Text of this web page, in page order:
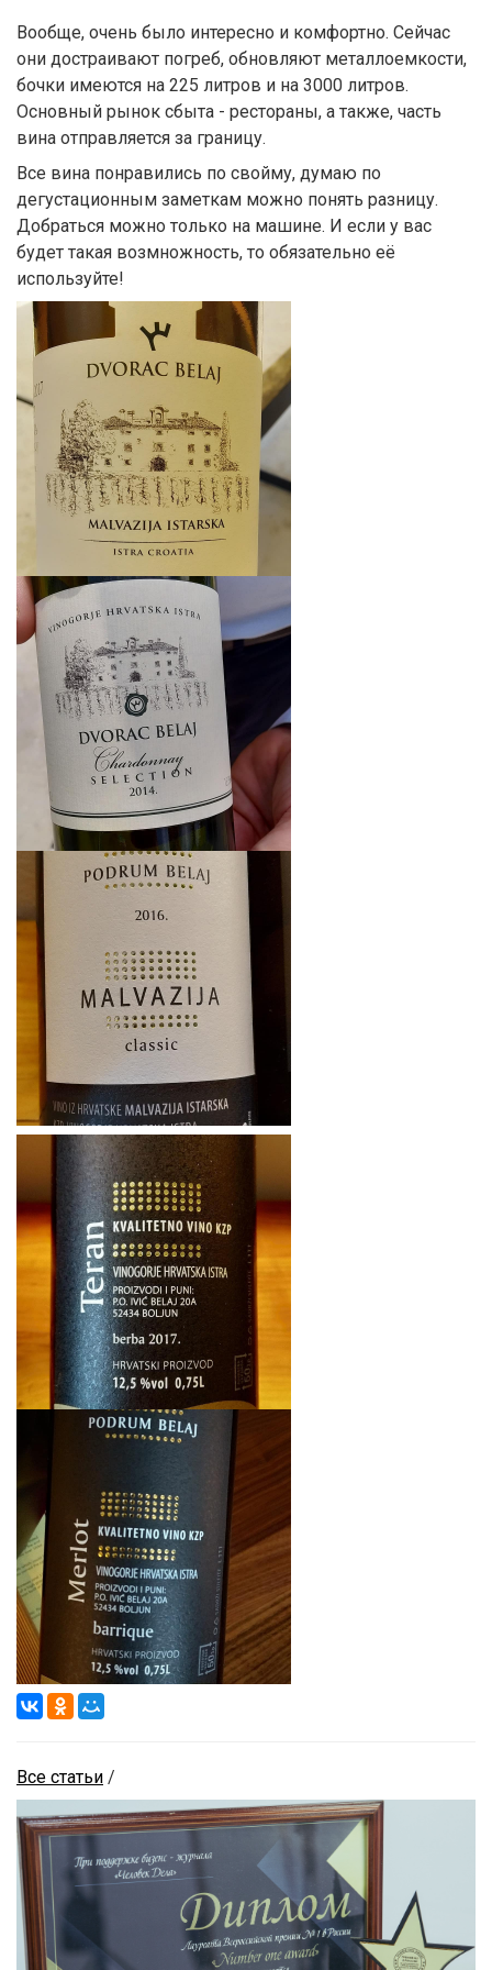
Вообще, очень было интересно и комфортно. Сейчас
они достраивают погреб, обновляют металлоемкости,
бочки имеются на 225 литров и на 3000 литров.
Основный рынок сбыта - рестораны, а также, часть
вина отправляется за границу.
Все вина понравились по свойму, думаю по
дегустационным заметкам можно понять разницу.
Добраться можно только на машине. И если у вас
будет такая возмножность, то обязательно её
используйте!
Все статьи /